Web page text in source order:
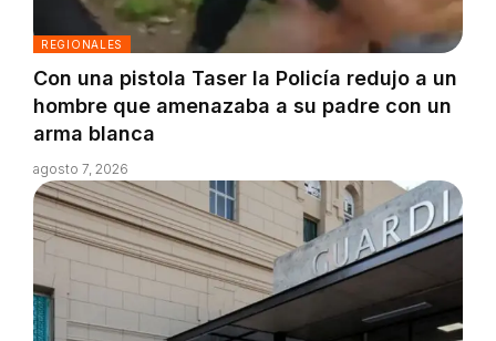
REGIONALES
Con una pistola Taser la Policía redujo a un
hombre que amenazaba a su padre con un
arma blanca
agosto 7, 2026